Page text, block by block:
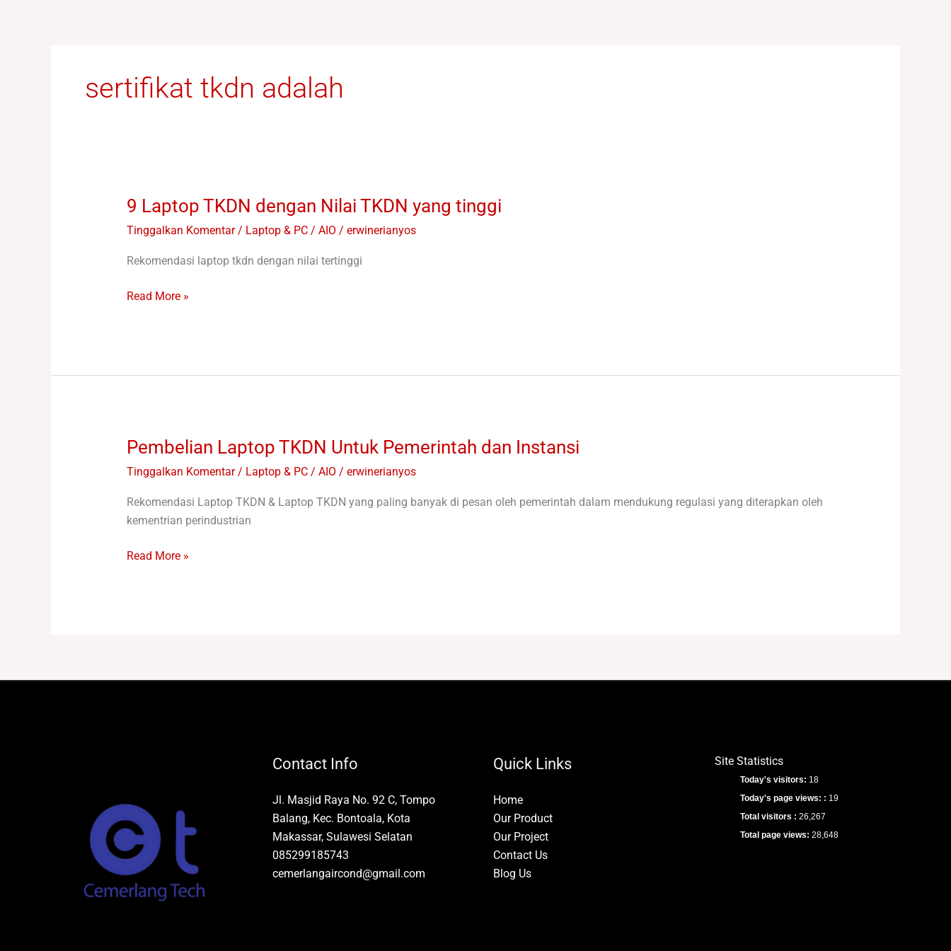
sertifikat tkdn adalah
9 Laptop TKDN dengan Nilai TKDN yang tinggi
Tinggalkan Komentar / Laptop & PC / AIO / erwinerianyos
Rekomendasi laptop tkdn dengan nilai tertinggi
9
TKDN
dengan
TKDN
Read More »
Pembelian Laptop TKDN Untuk Pemerintah dan Instansi
Tinggalkan Komentar / Laptop & PC / AIO / erwinerianyos
Rekomendasi Laptop TKDN & Laptop TKDN yang paling banyak di pesan oleh pemerintah dalam mendukung regulasi yang diterapkan oleh
kementrian perindustrian
Pembelian
TKDN
Untuk
Pemerintah
Instansi
Read More »
Contact Info
Jl. Masjid Raya No. 92 C, Tompo
Balang, Kec. Bontoala, Kota
Makassar, Sulawesi Selatan
085299185743
cemerlangaircond@gmail.com
Quick Links
Home
Our Product
Our Project
Contact Us
Blog Us
Site Statistics
Today's visitors: 18
Today's page views: : 19
Total visitors : 26,267
Total page views: 28,648